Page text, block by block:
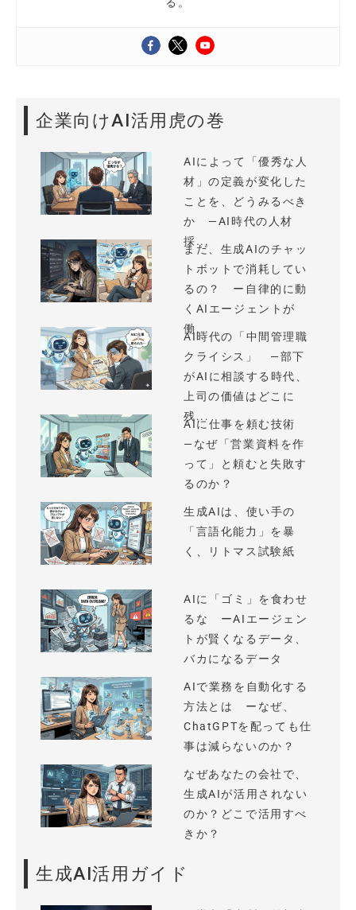
る。
企業向けAI活用虎の巻
AIによって「優秀な人
材」の定義が変化した
ことを、どうみるべき
か —AI時代の人材
採...
まだ、生成AIのチャッ
トボットで消耗してい
るの？ ー自律的に動
くAIエージェントが
働...
AI時代の「中間管理職
クライシス」 —部下
がAIに相談する時代、
上司の価値はどこに
残...
AIに仕事を頼む技術
—なぜ「営業資料を作
って」と頼むと失敗す
るのか？
生成AIは、使い手の
「言語化能力」を暴
く、リトマス試験紙
AIに「ゴミ」を食わせ
るな ーAIエージェン
トが賢くなるデータ、
バカになるデータ
AIで業務を自動化する
方法とは ーなぜ、
ChatGPTを配っても仕
事は減らないのか？
なぜあなたの会社で、
生成AIが活用されない
のか？どこで活用すべ
きか？
生成AI活用ガイド